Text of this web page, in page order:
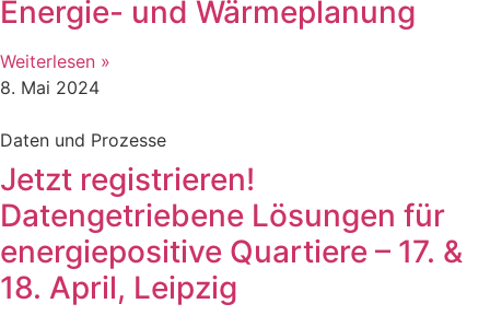
Energie- und Wärmeplanung
Weiterlesen »
8. Mai 2024
Daten und Prozesse
Jetzt registrieren!
Datengetriebene Lösungen für
energiepositive Quartiere – 17. &
18. April, Leipzig